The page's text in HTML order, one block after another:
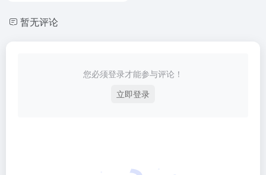
暂无评论
您必须登录才能参与评论！
立即登录